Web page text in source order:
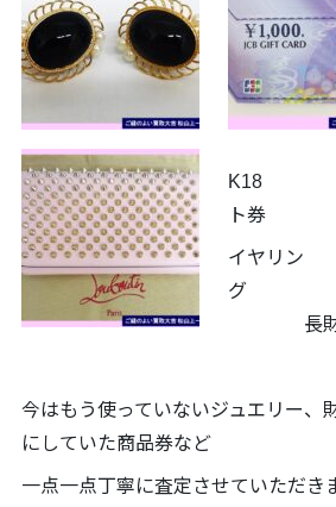
K18
ト券
イヤリン
長財
今はもう使っていないジュエリー、
にしていた商品券など
一点一点丁寧に査定させていただき